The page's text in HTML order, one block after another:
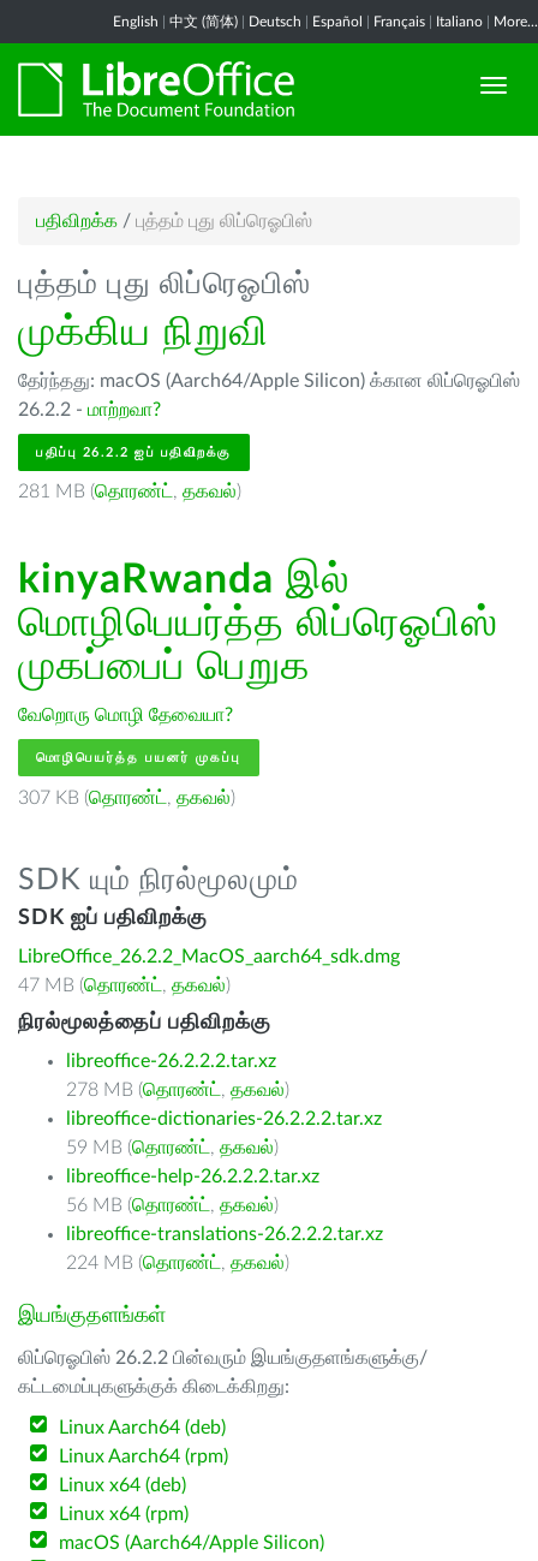
English 中文 (简体) Deutsch Español Français Italiano More...
பதிவிறக்க / புத்தம் புது லிப்ரெஓபிஸ்
புத்தம் புது லிப்ரெஓபிஸ்
முக்கிய நிறுவி
தேர்ந்தது: macOS (Aarch64/Apple Silicon) க்கான லிப்ரெஓபிஸ்
26.2.2 - மாற்றவா?
பதிப்பு 26.2.2 ஐப் பதிவிறக்கு
281 MB (தொரண்ட் , தகவல்)
kinyaRwanda இல்
மொழிபெயர்த்த லிப்ரெஓபிஸ்
முகப்பைப் பெறுக
வேறொரு மொழி தேவையா?
மொழிபெயர்த்த பயனர் முகப்பு
307 KB (தொரண்ட் , தகவல்)
SDK யும் நிரல்மூலமும்
SDK ஐப் பதிவிறக்கு
LibreOffice_26.2.2_MacOS_aarch64_sdk.dmg
47 MB (தொரண்ட் , தகவல்)
நிரல்மூலத்தைப் பதிவிறக்கு
libreoffice-26.2.2.2.tar.xz
278 MB (தொரண்ட் , தகவல்)
libreoffice-dictionaries-26.2.2.2.tar.xz
59 MB (தொரண்ட் , தகவல்)
libreoffice-help-26.2.2.2.tar.xz
56 MB (தொரண்ட் , தகவல்)
libreoffice-translations-26.2.2.2.tar.xz
224 MB (தொரண்ட் , தகவல்)
இயங்குதளங்கள்
லிப்ரெஓபிஸ் 26.2.2 பின்வரும் இயங்குதளங்களுக்கு/
கட்டமைப்புகளுக்குக் கிடைக்கிறது:
Linux Aarch64 (deb)
Linux Aarch64 (rpm)
Linux x64 (deb)
Linux x64 (rpm)
macOS (Aarch64/Apple Silicon)